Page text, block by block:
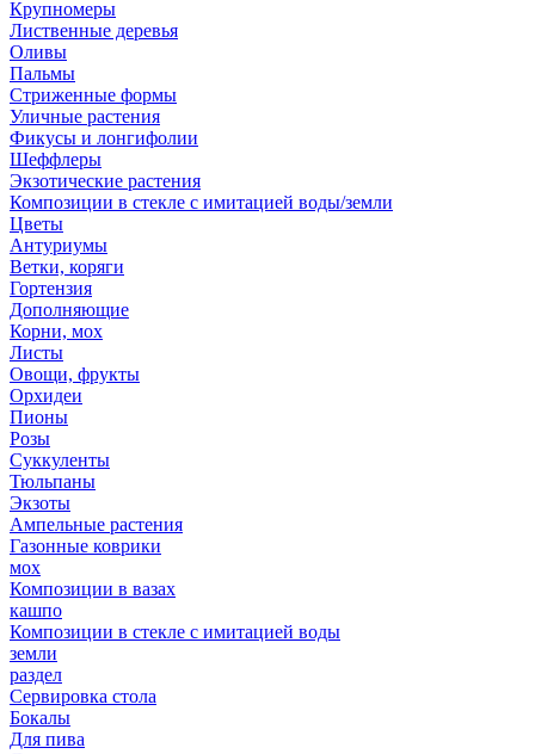
Крупномеры
Лиственные деревья
Оливы
Пальмы
Стриженные формы
Уличные растения
Фикусы и лонгифолии
Шеффлеры
Экзотические растения
Композиции в стекле с имитацией воды/земли
Цветы
Антуриумы
Ветки, коряги
Гортензия
Дополняющие
Корни, мох
Листы
Овощи, фрукты
Орхидеи
Пионы
Розы
Суккуленты
Тюльпаны
Экзоты
Ампельные растения
Газонные коврики
мох
Композиции в вазах
кашпо
Композиции в стекле с имитацией воды
земли
раздел
Сервировка стола
Бокалы
Для пива